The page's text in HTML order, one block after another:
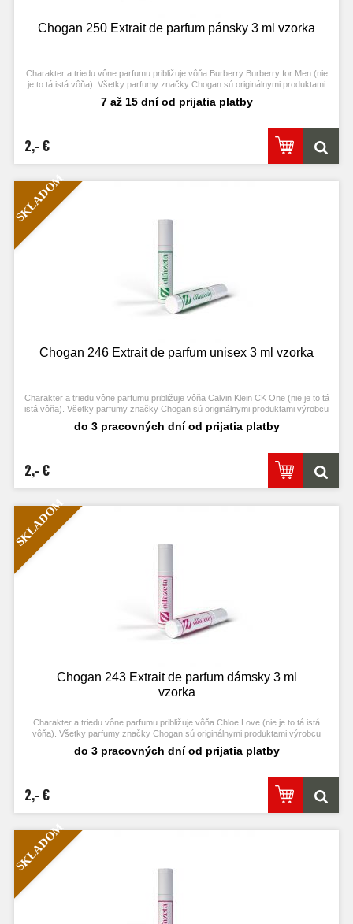
Chogan 250 Extrait de parfum pánsky 3 ml vzorka
Charakter a triedu vône parfumu približuje vôňa Burberry Burberry for Men (nie
je to tá istá vôňa). Všetky parfumy značky Chogan sú originálnymi produktami
výrobcu Chogan.
7 až 15 dní od prijatia platby
2,- €
SKLADOM
Chogan 246 Extrait de parfum unisex 3 ml vzorka
Charakter a triedu vône parfumu približuje vôňa Calvin Klein CK One (nie je to tá
istá vôňa). Všetky parfumy značky Chogan sú originálnymi produktami výrobcu
Chogan.
do 3 pracovných dní od prijatia platby
2,- €
SKLADOM
Chogan 243 Extrait de parfum dámsky 3 ml
vzorka
Charakter a triedu vône parfumu približuje vôňa Chloe Love (nie je to tá istá
vôňa). Všetky parfumy značky Chogan sú originálnymi produktami výrobcu
Chogan.
do 3 pracovných dní od prijatia platby
2,- €
SKLADOM